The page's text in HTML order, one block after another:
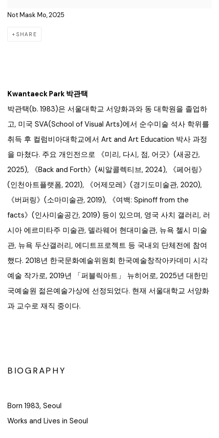
Not Mask Mo, 2025
SHARE
Kwantaeck Park 박관택
박관택(b. 1983)은 서울대학교 서양화과와 동 대학원을 졸업하
고, 미국 SVA(School of Visual Arts)에서 순수미술 석사 학위를
취득 후 컬럼비아대학교에서 Art and Art Education 박사 과정
을 마쳤다. 주요 개인전으로 《미리, 다시, 점, 어긋》(새공간,
2025), 《Back and Forth》(씨알콜렉티브, 2024), 《페어링》
(인천아트플랫폼, 2021), 《어제모레》(경기도미술관, 2020),
《버퍼링》(소마미술관, 2019), 《여백: Spinoff from the
facts》(인사미술공간, 2019) 등이 있으며, 영국 사치 갤러리, 러
시아 에르미타주 미술관, 델라웨어 현대미술관, 뉴욕 첼시 미술
관, 뉴욕 두산갤러리, 에디트프로젝트 등 국내외 단체전에 참여
했다. 2018년 한국문화예술위원회 한국예술창작아카데미 시각
예술 작가로, 2019년 「퍼블릭아트」 뉴히어로, 2025년 대한민
국예술원 젊은예술가상에 선정되었다. 현재 서울대학교 서양화
과 교수로 재직 중이다.
BIOGRAPHY
Born 1983, Seoul
Works and Lives in Seoul